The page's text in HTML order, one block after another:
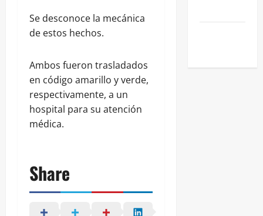
Se desconoce la mecánica
de estos hechos.
Ambos fueron trasladados
en código amarillo y verde,
respectivamente, a un
hospital para su atención
médica.
Share